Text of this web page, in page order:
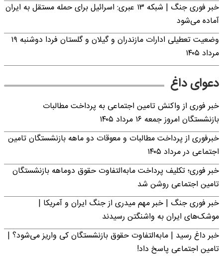
خبر فوری جنگ | شبکه ۱۳ عبری: اسرائیل برای حمله مستقل به ایران
آماده می‌شود
وضعیت تعطیلی ادارات مازندران و گیلان و گلستان فردا دوشنبه ۱۹
مرداد ۱۴۰۵
دعوای داغ
خبر فوری از واکنش تامین اجتماعی به پرداخت مطالبات
بازنشستگان امروز جمعه ۱۶ مرداد ۱۴۰۵
خبرفوری از پرداخت مطالبات و معوقات دو ماهه بازنشستگان تامین
اجتماعی در مرداد ۱۴۰۵
خبر فوری؛ تکلیف پرداخت مابه‌التفاوت حقوق دوماهه بازنشستگان
تامین اجتماعی روشن شد
خبر فوری جنگ | خبر مهم میدری از جنگ ایران و آمریکا |
موشک‌های ایران به واشنگتن رسیدند
خبر داغ رسید | مابه‌التفاوت حقوق بازنشستگان کی واریز می‌شود؟ |
تامین اجتماعی پاسخ داد!